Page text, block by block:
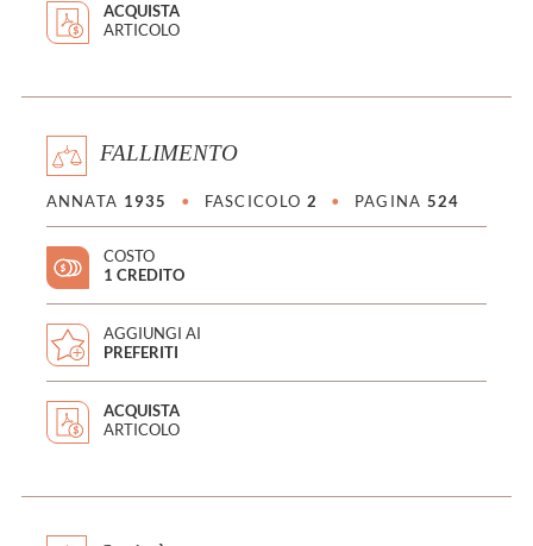
ACQUISTA
ARTICOLO
FALLIMENTO
ANNATA 1935 • FASCICOLO 2 • PAGINA 524
COSTO
1 CREDITO
AGGIUNGI AI
PREFERITI
ACQUISTA
ARTICOLO